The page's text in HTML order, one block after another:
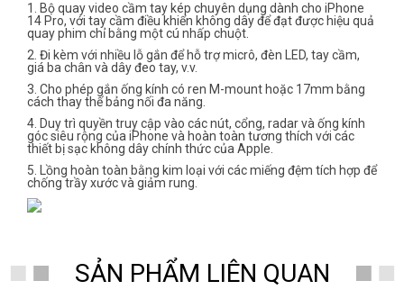
1. Bộ quay video cầm tay kép chuyên dụng dành cho iPhone
14 Pro, với tay cầm điều khiển không dây để đạt được hiệu quả
quay phim chỉ bằng một cú nhấp chuột.
2. Đi kèm với nhiều lỗ gắn để hỗ trợ micrô, đèn LED, tay cầm,
giá ba chân và dây đeo tay, v.v.
3. Cho phép gắn ống kính có ren M-mount hoặc 17mm bằng
cách thay thế bảng nối đa năng.
4. Duy trì quyền truy cập vào các nút, cổng, radar và ống kính
góc siêu rộng của iPhone và hoàn toàn tương thích với các
thiết bị sạc không dây chính thức của Apple.
5. Lồng hoàn toàn bằng kim loại với các miếng đệm tích hợp để
chống trầy xước và giảm rung.
SẢN PHẨM LIÊN QUAN